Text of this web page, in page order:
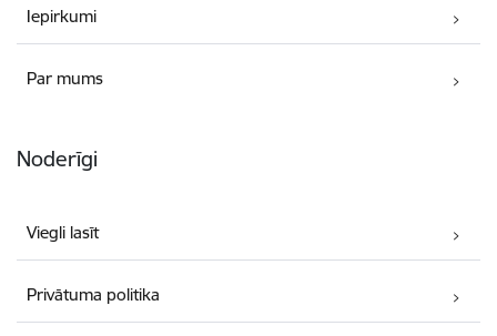
Iepirkumi
Par mums
Noderīgi
Viegli lasīt
Privātuma politika